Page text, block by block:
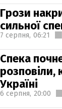
Грози
сильної
7 серпня, 06:21
Спека
розповіли,
Україні
6 серпня, 20:00